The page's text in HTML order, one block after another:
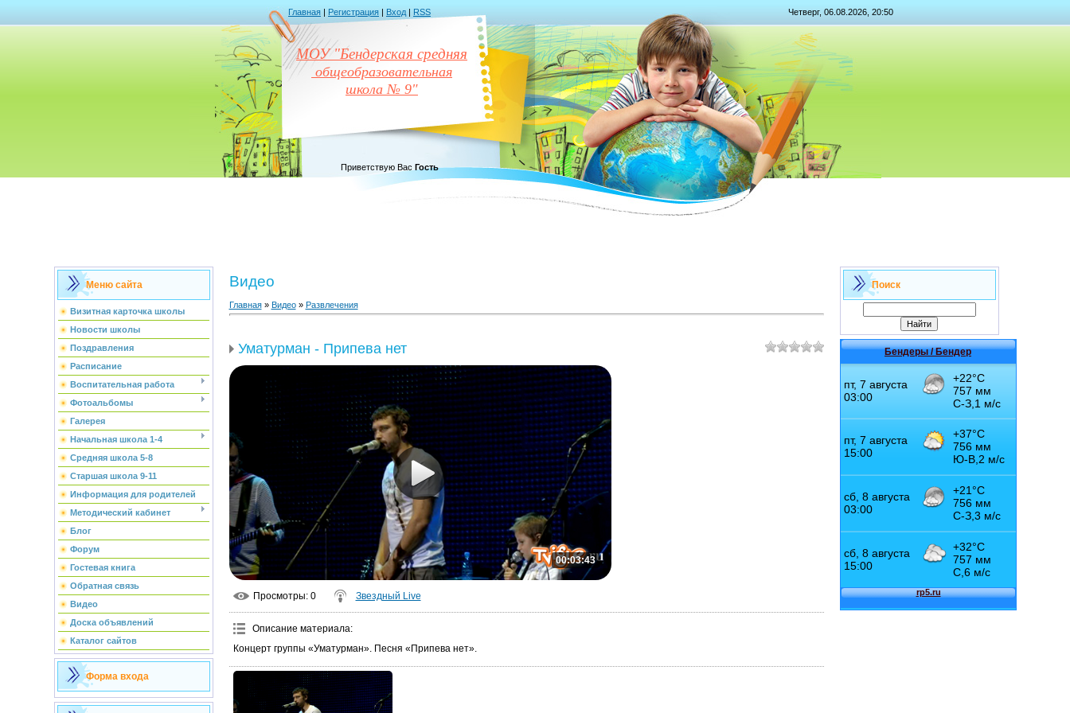
Главная | Регистрация | Вход | RSS Четверг, 06.08.2026, 20:50
МОУ "Бендерская средняя
общеобразовательная
школа № 9"
Приветствую Вас Гость
Меню сайта
Визитная карточка школы
Новости школы
Поздравления
Расписание
Воспитательная работа
Фотоальбомы
Галерея
Начальная школа 1-4
Средняя школа 5-8
Старшая школа 9-11
Информация для родителей
Методический кабинет
Блог
Форум
Гостевая книга
Обратная связь
Видео
Доска объявлений
Каталог сайтов
Форма входа
Видео
Главная» Видео» Развлечения
Уматурман - Припева нет
00:03:43
Просмотры: 0 Звездный Live
Описание материала:
Концерт группы «Уматурман». Песня «Припева нет».
Поиск
Бендеры / Бендер